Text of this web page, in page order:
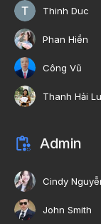
Thinh Duc
Phan Hiền
Công Vũ
Thanh Hải
Admin
Cindy
John Smith